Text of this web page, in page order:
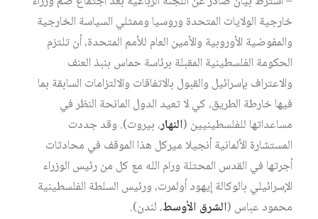
خارجية الولايات المتحدة وروسيا وممثلي السياسة الخارجية
والمفوضية الأوروبية والأمين العام للأمم المتحدة، أن تلتزم
الحكومة الفلسطينية المقبلة برئاسة حماس بنبذ العنف
والاعتراف بإسرائيل والقبول بالاتفاقات والالتزامات السابقة بما
فيها خارطة الطريق، كي لا تعيد الدول المانحة النظر في
مساعداتها للفلسطينيين (النهار، بيروت). وقد جددت
المستشارة الألمانية أنجيلا ميركل هذا الموقف في محادثات
أجرتها في القدس المحتلة ورام الله مع كل من رئيس الوزراء
الإسرائيلي بالوكالة إيهود أولمرت، ورئيس السلطة الفلسطينية
محمود عباس (الشرق الأوسط، لندن).